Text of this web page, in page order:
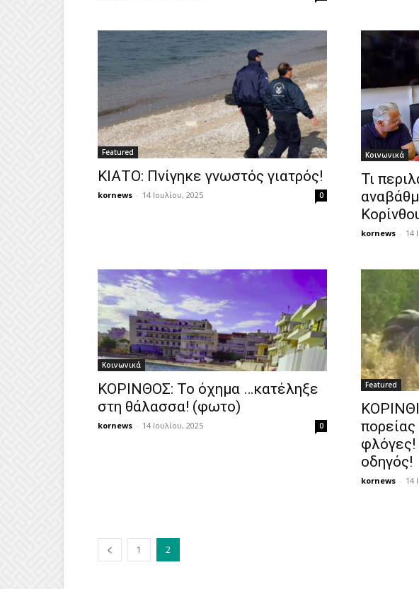
Featured
ΚΙΑΤΟ: Πνίγηκε γνωστός γιατρός!
kornews - 14 Ιουλίου, 2025 0
Κοινωνικά
Τι
kornews - 14
Κοινωνικά
ΚΟΡΙΝΘΟΣ: Το όχημα …κατέληξε
στη θάλασσα! (φωτο)
kornews - 14 Ιουλίου, 2025 0
Featured
πορείας
φλόγες!
οδηγός!
kornews - 14
1 2